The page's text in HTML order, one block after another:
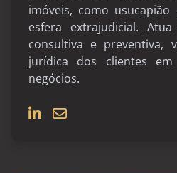
imóveis, como
esfera extrajudicial.
consultiva e preventiva,
jurídica dos clientes
negócios.